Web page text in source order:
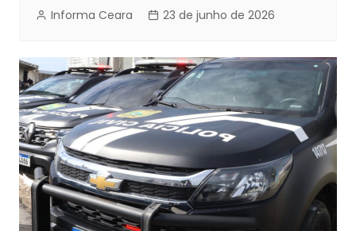
Informa Ceara 23 de junho de 2026